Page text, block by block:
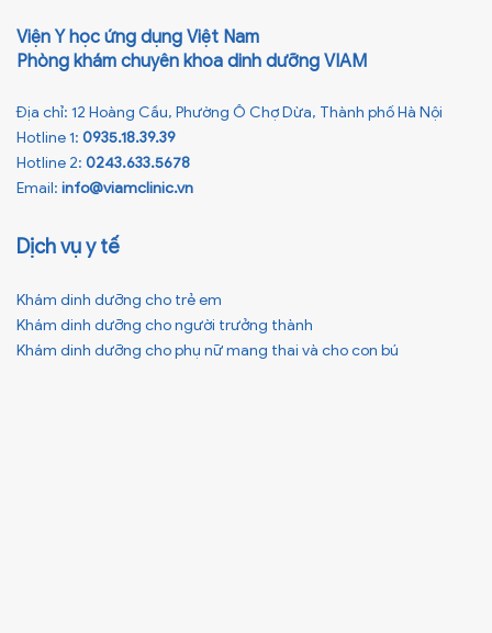
Viện Y học ứng dụng Việt Nam
Phòng khám chuyên khoa dinh dưỡng VIAM
Địa chỉ: 12 Hoàng Cầu, Phường Ô Chợ Dừa, Thành phố Hà Nội
Hotline 1: 0935.18.39.39
Hotline 2: 0243.633.5678
Email: info@viamclinic.vn
Dịch vụ y tế
Khám dinh dưỡng cho trẻ em
Khám dinh dưỡng cho người trưởng thành
Khám dinh dưỡng cho phụ nữ mang thai và cho con bú